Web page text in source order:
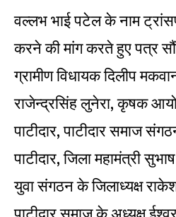
वल्लभ भाई पटेल के नाम
करने की मांग करते हुए पत्र
ग्रामीण विधायक दिलीप
राजेन्द्रसिंह लुनेरा, कृषक
पाटीदार, पाटीदार समाज
पाटीदार, जिला महामंत्री
युवा संगठन के जिलाध्यक्ष राकेश